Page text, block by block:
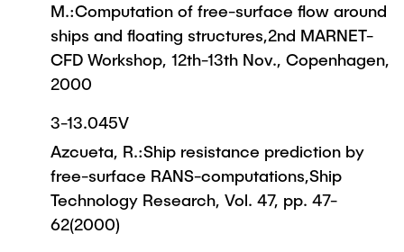
M.:Computation of free-surface flow around
ships and floating structures,2nd MARNET-
CFD Workshop, 12th-13th Nov., Copenhagen,
2000
3-13.045V
Azcueta, R.:Ship resistance prediction by
free-surface RANS-computations,Ship
Technology Research, Vol. 47, pp. 47-
62(2000)